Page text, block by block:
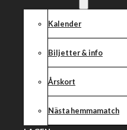
Kalender
Biljetter & info
Årskort
Nästa hemmamatch